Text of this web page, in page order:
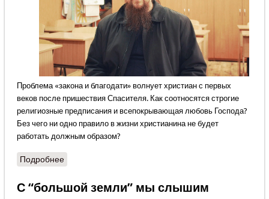
Проблема «закона и благодати» волнует христиан с первых
веков после пришествия Спасителя. Как соотносятся строгие
религиозные предписания и всепокрывающая любовь Господа?
Без чего ни одно правило в жизни христианина не будет
работать должным образом?
Подробнеео Лишнее отпадёт от Церкви как шелуха
С “большой земли” мы слышим